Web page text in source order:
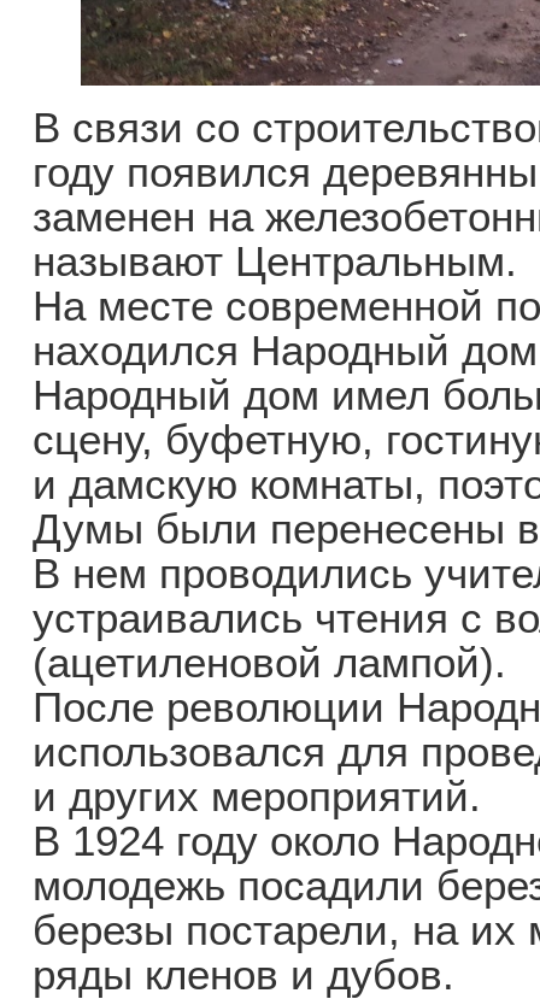
В связи со
году появился
заменен на
называют Центральным.
На месте современной
находился Народный
Народный дом имел
сцену, буфетную,
и дамскую комнаты,
Думы были перенесены
В нем проводились
устраивались чтения с
(ацетиленовой лампой).
После революции
использовался для
и других мероприятий.
В 1924 году около
молодежь посадили
березы постарели, на
ряды кленов и дубов.